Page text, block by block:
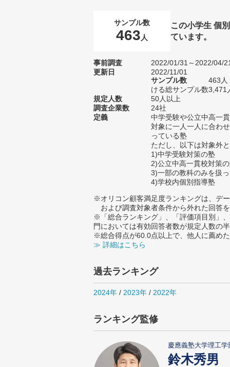
サンプル数
463 人
この小学生 個
ています。
事前調査
2022/01/31～2022/04/
更新日
2022/11/01
サンプル数
463人
ける総サンプル数3,471
規定人数
50人以上
調査企業数
24社
定義
中学受験や公立中高一
対象に一人一人に合わ
っている塾
ただし、以下は対象外
1)中学受験対策の塾
2)公立中高一貫校対策
3)一部の教科のみを扱
4)学校内個別指導塾
※オリコン顧客満足度ランキングは、デ
および調査対象者条件から外れた回答
※「総合ランキング」、「評価項目別」
門においては有効回答者数が規定人数の
※総合得点が60.0点以上で、他人に薦め
≫ 詳細はこちら
過去ランキング
2024年 / 2023年 / 2022年
ランキング監修
慶應義塾大学理工
鈴木秀男